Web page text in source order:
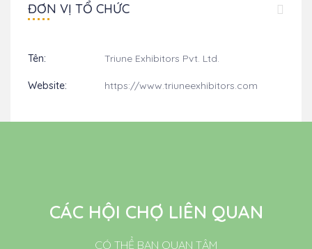
ĐƠN VỊ TỔ CHỨC
Tên: Triune Exhibitors Pvt. Ltd.
Website: https://www.triuneexhibitors.com
CÁC HỘI CHỢ LIÊN QUAN
CÓ THỂ BẠN QUAN TÂM